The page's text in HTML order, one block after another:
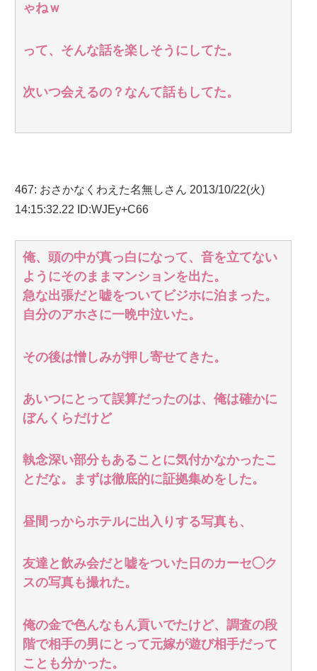
ゃねｗ
って、そんな話を楽しそうにしてた。
次いつ会えるの？なんて話もしてた。
467: おさかなくわえた名無しさん 2013/10/22(火)
14:15:32.22 ID:WJEy+C66
俺、頭の中が真っ白になって、音を立てない
ようにそのままマンションを出た。
急な出張だと嘘をついてビジホに泊まった。
自分のアホさに一晩中泣いた。
その後は憎しみが押し寄せてきた。
あいつにとって誤算だったのは、俺は確かに
ぼんくらだけど
執念深い部分もあることに気付かなかったこ
とだな。まずは徹底的に証拠集めをした。
昼間っからホテルに出入りする写真も、
友達と飲み会だと嘘をついた日のカーセ◯ク
スの写真も撮れた。
俺の金で色んなもん貢いでたけど、調査の段
階で相手の男にとって元嫁が遊び相手だって
ことも分かった。